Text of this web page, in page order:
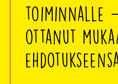
toiminnalle
ottanut